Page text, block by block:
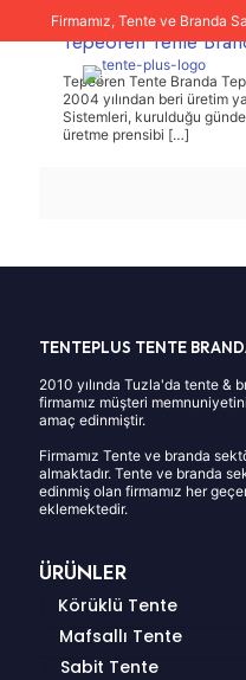
Firmamız, Tente ve Branda
Tepeören Tente
Tepeören Tente Branda
2004 yılından beri üretim
Sistemleri, kurulduğu
üretme prensibi […]
TENTEPLUS TENTE
2010 yılında Tuzla'da tente &
firmamız müşteri
amaç edinmiştir.
Firmamız Tente ve branda
almaktadır. Tente ve branda
edinmiş olan firmamız her
eklemektedir.
ÜRÜNLER
Körüklü Tente
Mafsallı Tente
Sabit Tente